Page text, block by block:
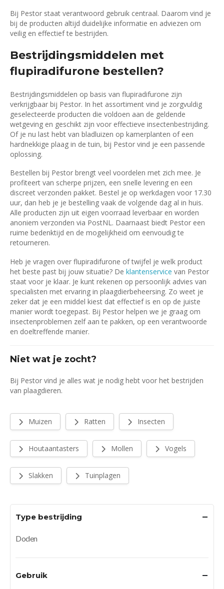
Bij Pestor staat verantwoord gebruik centraal. Daarom vind je
bij de producten altijd duidelijke informatie en adviezen om
veilig en effectief te bestrijden.
Bestrijdingsmiddelen met
flupiradifurone bestellen?
Bestrijdingsmiddelen op basis van flupiradifurone zijn
verkrijgbaar bij Pestor. In het assortiment vind je zorgvuldig
geselecteerde producten die voldoen aan de geldende
wetgeving en geschikt zijn voor effectieve insectenbestrijding.
Of je nu last hebt van bladluizen op kamerplanten of een
hardnekkige plaag in de tuin, bij Pestor vind je een passende
oplossing.
Bestellen bij Pestor brengt veel voordelen met zich mee. Je
profiteert van scherpe prijzen, een snelle levering en een
discreet verzonden pakket. Bestel je op werkdagen voor 17.30
uur, dan heb je je bestelling vaak de volgende dag al in huis.
Alle producten zijn uit eigen voorraad leverbaar en worden
anoniem verzonden via PostNL. Daarnaast biedt Pestor een
ruime bedenktijd en de mogelijkheid om eenvoudig te
retourneren.
Heb je vragen over flupiradifurone of twijfel je welk product
het beste past bij jouw situatie? De klantenservice van Pestor
staat voor je klaar. Je kunt rekenen op persoonlijk advies van
specialisten met ervaring in plaagdierbeheersing. Zo weet je
zeker dat je een middel kiest dat effectief is en op de juiste
manier wordt toegepast. Bij Pestor helpen we je graag om
insectenproblemen zelf aan te pakken, op een verantwoorde
en doeltreffende manier.
Niet wat je zocht?
Bij Pestor vind je alles wat je nodig hebt voor het bestrijden
van plaagdieren.
Muizen Ratten Insecten
Houtaantasters Mollen Vogels
Slakken Tuinplagen
Type bestrijding
Doden
Gebruik